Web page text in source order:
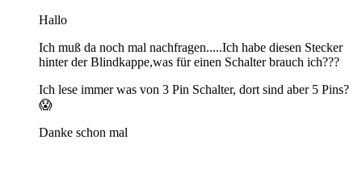
Hallo
Ich muß da noch mal nachfragen.....Ich habe diesen Stecker
hinter der Blindkappe,was für einen Schalter brauch ich???
Ich lese immer was von 3 Pin Schalter, dort sind aber 5 Pins?
😱
Danke schon mal